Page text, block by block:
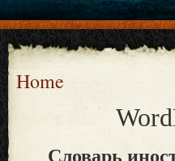
Home
Словарь